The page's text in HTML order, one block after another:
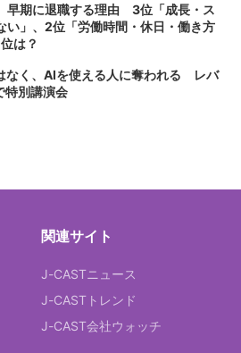
早期に退職する理由 3位「成長・ス
い」、2位「労働時間・休日・働き方
は？
なく、AIを使える人に奪われる レバ
特別講演会
関連サイト
J-CASTニュース
J-CASTトレンド
J-CAST会社ウォッチ